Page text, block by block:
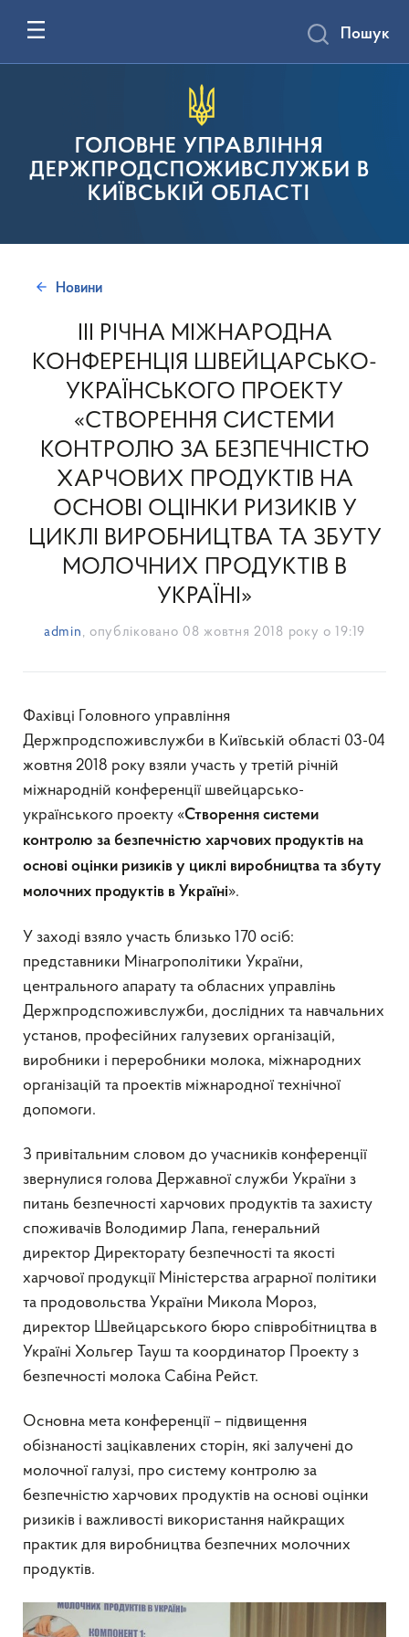
ГОЛОВНЕ УПРАВЛІННЯ
ДЕРЖПРОДСПОЖИВСЛУЖБИ В
КИЇВСЬКІЙ ОБЛАСТІ
Пошук
Новини
III РІЧНА МІЖНАРОДНА
КОНФЕРЕНЦІЯ ШВЕЙЦАРСЬКО-
УКРАЇНСЬКОГО ПРОЕКТУ
«СТВОРЕННЯ СИСТЕМИ
КОНТРОЛЮ ЗА БЕЗПЕЧНІСТЮ
ХАРЧОВИХ ПРОДУКТІВ НА
ОСНОВІ ОЦІНКИ РИЗИКІВ У
ЦИКЛІ ВИРОБНИЦТВА ТА ЗБУТУ
МОЛОЧНИХ ПРОДУКТІВ В
УКРАЇНІ»
admin , опубліковано 08 жовтня 2018 року о 19:19
Фахівці Головного управління
Держпродспоживслужби в Київській області 03-04
жовтня 2018 року взяли участь у третій річній
міжнародній конференції швейцарсько-
українського проекту «Створення системи
контролю за безпечністю харчових продуктів на
основі оцінки ризиків у циклі виробництва та збуту
молочних продуктів в Україні».
У заході взяло участь близько 170 осіб:
представники Мінагрополітики України,
центрального апарату та обласних управлінь
Держпродспоживслужби, дослідних та навчальних
установ, професійних галузевих організацій,
виробники і переробники молока, міжнародних
організацій та проектів міжнародної технічної
допомоги.
З привітальним словом до учасників конференції
звернулися голова Державної служби України з
питань безпечності харчових продуктів та захисту
споживачів Володимир Лапа, генеральний
директор Директорату безпечності та якості
харчової продукції Міністерства аграрної політики
та продовольства України Микола Мороз,
директор Швейцарського бюро співробітництва в
Україні Хольгер Тауш та координатор Проекту з
безпечності молока Сабіна Рейст.
Основна мета конференції – підвищення
обізнаності зацікавлених сторін, які залучені до
молочної галузі, про систему контролю за
безпечністю харчових продуктів на основі оцінки
ризиків і важливості використання найкращих
практик для виробництва безпечних молочних
продуктів.